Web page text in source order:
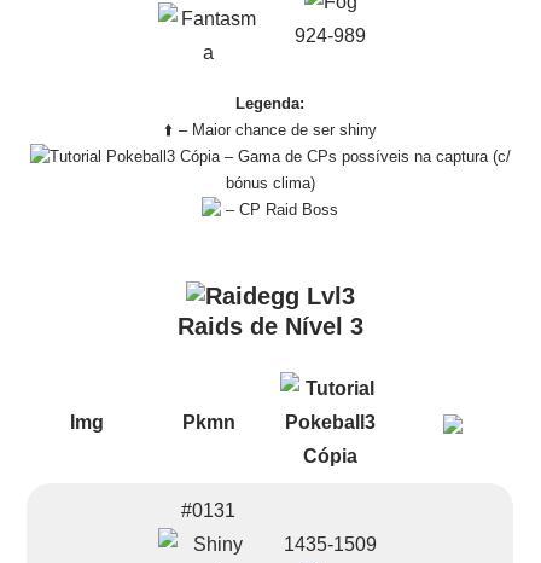
924-989
Legenda:
⬆️ – Maior chance de ser shiny
– Gama de CPs possíveis na captura (c/
bónus clima)
– CP Raid Boss
Raids de Nível 3
Img Pkmn
#0131
1435-1509